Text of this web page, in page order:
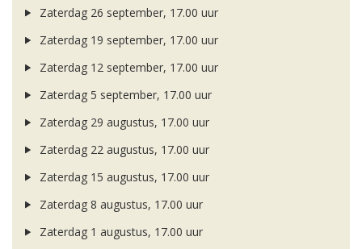
Zaterdag 26 september, 17.00 uur
Zaterdag 19 september, 17.00 uur
Zaterdag 12 september, 17.00 uur
Zaterdag 5 september, 17.00 uur
Zaterdag 29 augustus, 17.00 uur
Zaterdag 22 augustus, 17.00 uur
Zaterdag 15 augustus, 17.00 uur
Zaterdag 8 augustus, 17.00 uur
Zaterdag 1 augustus, 17.00 uur